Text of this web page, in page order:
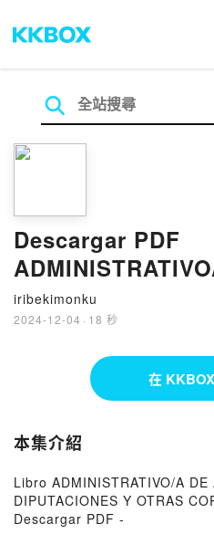
Descargar PDF
AYUNTAMIENTOS,
DIPUTACIONES Y
iribekimonku
2024-12-04 · 18 秒
在
本集介紹
Libro ADMINISTRATIVO/A DE
DIPUTACIONES Y OTRAS
Descargar PDF -